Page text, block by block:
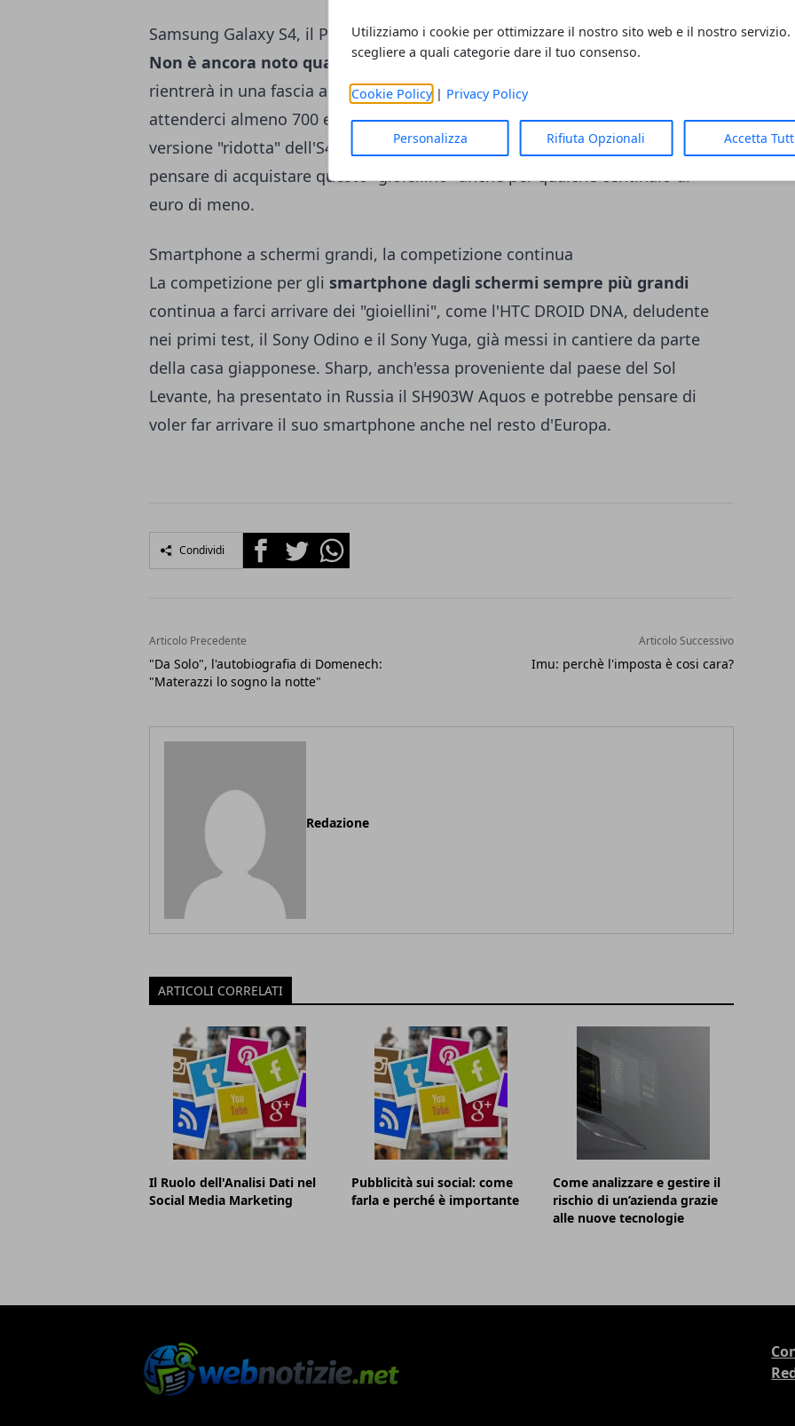
Utilizziamo i cookie per ottimizzare il nostro sito web e il nostro servizio.
scegliere a quali categorie dare il tuo consenso.
Cookie Policy| Privacy Policy
Personalizza Rifiuta Opzionali Accetta
Samsung Galaxy S4, il Prezzo
Non è ancora noto quale sarà il prezzodel dispositivo, ma sicuramente
rientrerà in una fascia alta di mercato e dunque potremmo traquillamente
attenderci almeno 700 euro. Se Samsung dovesse decidere di realizzare una
versione "ridotta" dell'S4, una sorta di Galaxy S4 Mini, allora potremmo
pensare di acquistare questo "gioiellino" anche per qualche centinaio di
euro di meno.
Smartphone a schermi grandi, la competizione continua
La competizione per gli smartphone dagli schermi sempre più grandi
continua a farci arrivare dei "gioiellini", come l'HTC DROID DNA, deludente
nei primi test, il Sony Odino e il Sony Yuga, già messi in cantiere da parte
della casa giapponese. Sharp, anch'essa proveniente dal paese del Sol
Levante, ha presentato in Russia il SH903W Aquos e potrebbe pensare di
voler far arrivare il suo smartphone anche nel resto d'Europa.
Condividi FacebookTwitterWhatsapp
Articolo Precedente
"Da Solo", l'autobiografia di Domenech:
"Materazzi lo sogno la notte"
Articolo Successivo
Imu: perchè l'imposta è cosi cara?
Redazione
ARTICOLI CORRELATI
Il Ruolo dell'Analisi Dati nel
Social Media Marketing
Pubblicità sui social: come
farla e perché è importante
Come analizzare e gestire il
rischio di un’azienda grazie
alle nuove tecnologie